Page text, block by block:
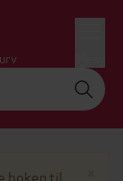
boken til